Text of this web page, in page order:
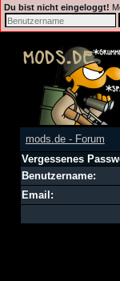
Du bist nicht eingeloggt!
mods.de - Forum
Vergessenes
Benutzername:
Email: